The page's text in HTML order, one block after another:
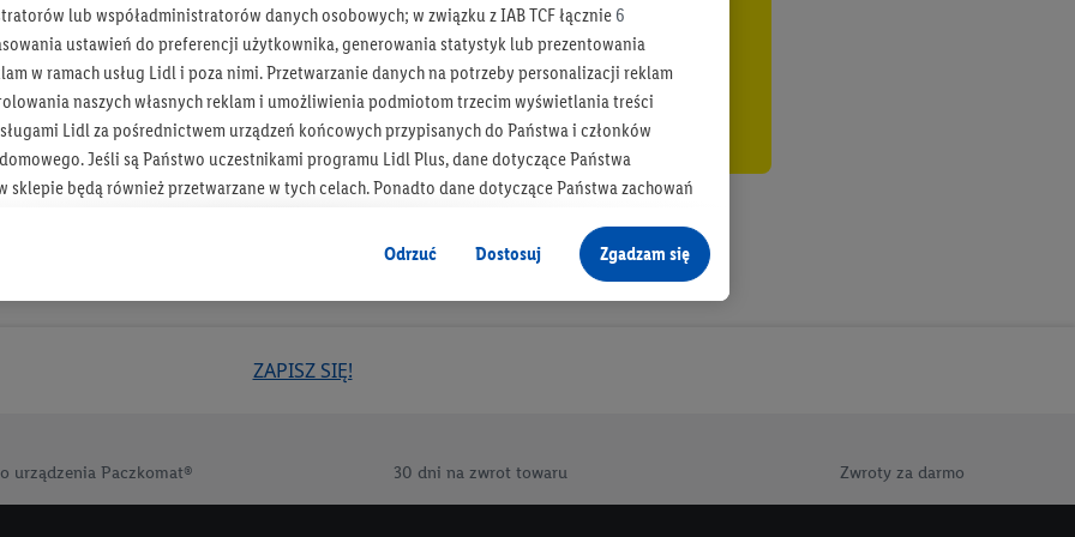
Otrzymuj newsletter Lidla
Zapisz się!
ZAPISZ SIĘ!
urządzenia Paczkomat® 30 dni na zwrot towaru Zwroty za darmo
lub współadministratorów danych osobowych; w związku z IAB TCF łącznie 6
ustawień do preferencji użytkownika, generowania statystyk lub prezentowania
w ramach usług Lidl i poza nimi. Przetwarzanie danych na potrzeby personalizacji reklam
naszych własnych reklam i umożliwienia podmiotom trzecim wyświetlania treści
Lidl za pośrednictwem urządzeń końcowych przypisanych do Państwa i członków
Jeśli są Państwo uczestnikami programu Lidl Plus, dane dotyczące Państwa
sklepie będą również przetwarzane w tych celach. Ponadto dane dotyczące Państwa zachowań
jako niezależny administrator danych
reklam opiera się na generowaniu profili, które są również wzbogacane o dane z innych
np. wieku lub płci - a także dokładnych danych dotyczących lokalizacji), również przez różne
Lidl, w tym przechowywanie lub uzyskiwanie dostępu do informacji na urządzeniach
zapewnienia bezpieczeństwa technicznego i optymalizacji wyświetlania konkretnych treści.
Odrzuć Dostosuj Zgadzam się